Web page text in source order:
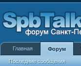
Главная Форум
Последние сообщения